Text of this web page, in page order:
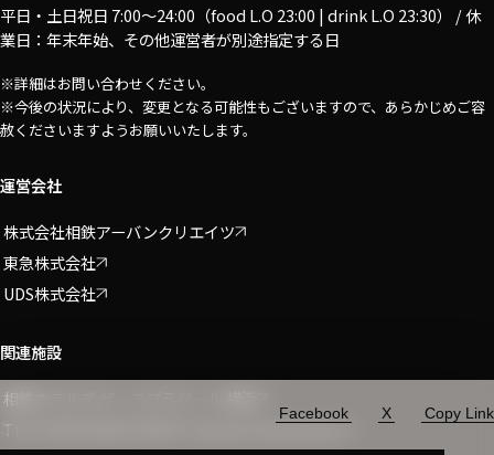
Share Facebook X Copy Link
平日・土日祝日 7:00〜24:00（food L.O 23:00 | drink L.O 23:30） / 休
業日：年末年始、その他運営者が別途指定する日
※詳細はお問い合わせください。
※今後の状況により、変更となる可能性もございますので、あらかじめご容
赦くださいますようお願いいたします。
運営会社
株式会社相鉄アーバンクリエイツ
東急株式会社
UDS株式会社
関連施設
相鉄ホテルズ ザ・スプラジール 横浜
THE YOKOHAMA FRONT shops & restaurants